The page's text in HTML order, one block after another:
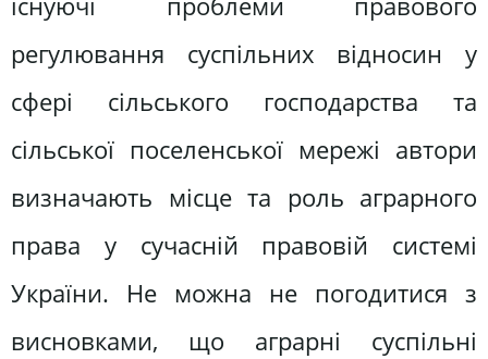
регулювання суспільних відносин у
сфері сільського господарства та
сільської поселенської мережі автори
визначають місце та роль аграрного
права у сучасній правовій системі
України. Не можна не погодитися з
висновками, що аграрні суспільні